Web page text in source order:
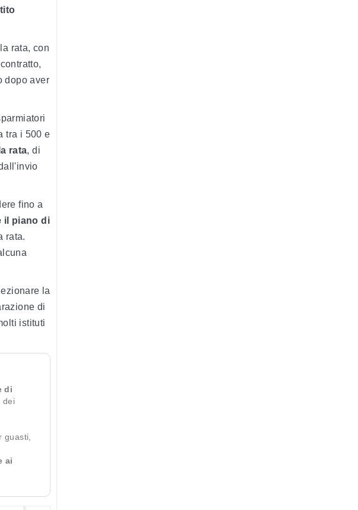
rata, con
dopo aver
tra i 500 e
rata, di
fino a
il piano di
rata.
la
di
istituti
di
dei
guasti,
ai